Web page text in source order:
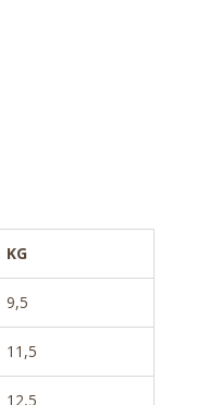
KG
9,5
11,5
12,5